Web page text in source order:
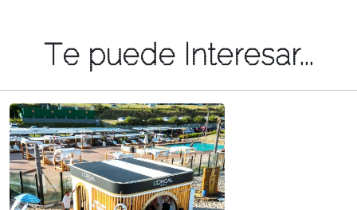
Te puede Interesar...